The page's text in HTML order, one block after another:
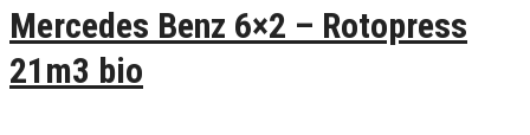
Mercedes Benz 6×2 – Rotopress
21m3 bio